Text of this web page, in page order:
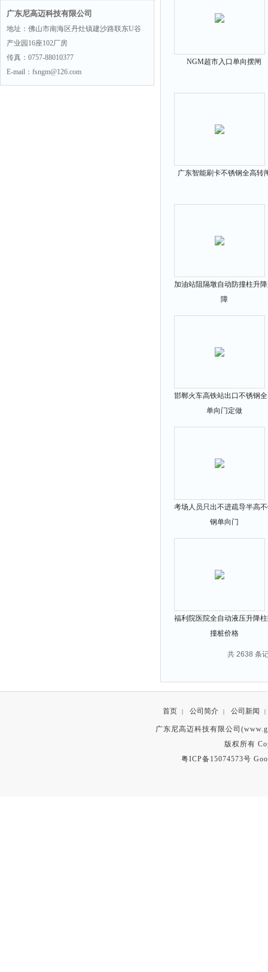
广东尼高迈科技有限公司
地址：佛山市南海区丹灶镇建沙路联东U谷
产业园16座102厂房
传真：0757-88010377
E-mail：fsngm@126.com
NGM超市入口单向摆闸
广东智能刷卡不锈钢全高转
加油站阻隔墩自动防撞柱升
障
邯郸火车高铁站出口不锈钢
单向门定做
考场人员只出不进疏导半高
钢单向门
福利院医院全自动液压升降
撞桩价格
共 2638 条
首页 | 公司简介 | 公司新闻 |
广东尼高迈科技有限公司
版权所有
粤ICP备15074573号